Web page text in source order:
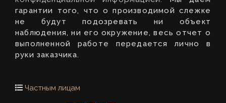
гарантии того, что о производимой слежке
не будут подозревать ни объект
наблюдения, ни его окружение, весь отчет о
выполненной работе передается лично в
руки заказчика.
Частным лицам